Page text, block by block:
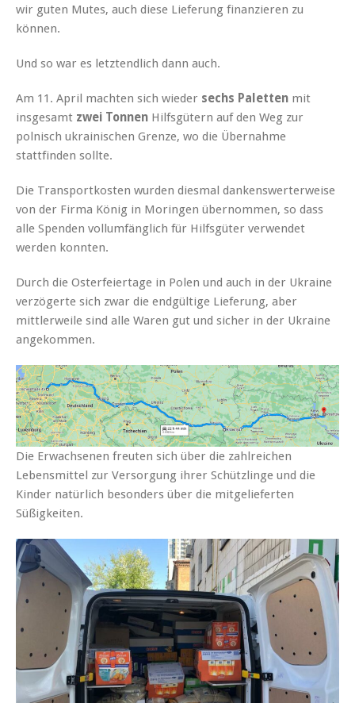
wir guten Mutes, auch diese Lieferung finanzieren zu
können.
Und so war es letztendlich dann auch.
Am 11. April machten sich wieder sechs Paletten mit
insgesamt zwei Tonnen Hilfsgütern auf den Weg zur
polnisch ukrainischen Grenze, wo die Übernahme
stattfinden sollte.
Die Transportkosten wurden diesmal dankenswerterweise
von der Firma König in Moringen übernommen, so dass
alle Spenden vollumfänglich für Hilfsgüter verwendet
werden konnten.
Durch die Osterfeiertage in Polen und auch in der Ukraine
verzögerte sich zwar die endgültige Lieferung, aber
mittlerweile sind alle Waren gut und sicher in der Ukraine
angekommen.
Die Erwachsenen freuten sich über die zahlreichen
Lebensmittel zur Versorgung ihrer Schützlinge und die
Kinder natürlich besonders über die mitgelieferten
Süßigkeiten.